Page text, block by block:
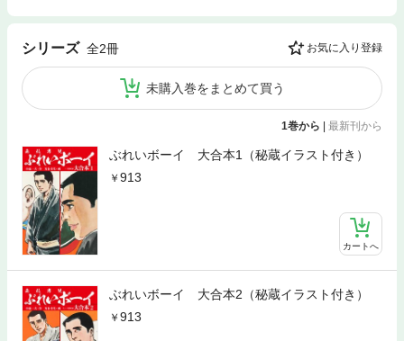
シリーズ 全2冊 お気に入り登録
未購入巻をまとめて買う
1巻から | 最新刊から
ぶれいボーイ 大合本1（秘蔵イラスト付き）
913
カートへ
ぶれいボーイ 大合本2（秘蔵イラスト付き）
913